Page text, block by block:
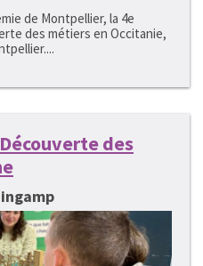
de Montpellier, la 4e
des métiers en Occitanie,
des